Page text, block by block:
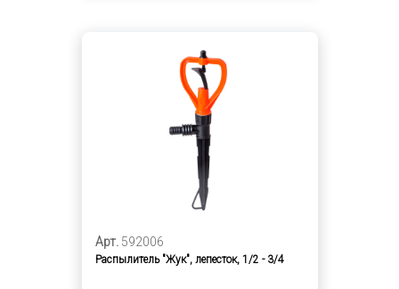
Арт. 592006
Распылитель "Жук", лепесток, 1/2 - 3/4